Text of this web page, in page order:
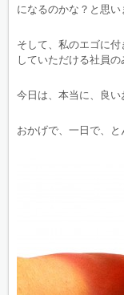
になるのかな？と思い
そして、私のエゴに
していただける社員の
今日は、本当に、良い
おかげで、一日で、と